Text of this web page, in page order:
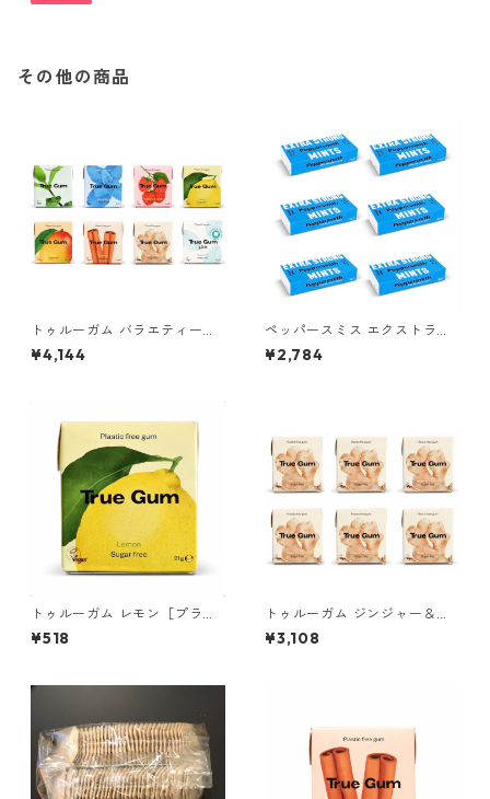
その他の商品
トゥルーガム バラエティーパ
ック 8種類, 各1個（計8個）(21
g×8個)
¥4,144
ペッパースミス エクストラス
トロング ユーカリプタス キシ
リトールミント (6個パック）
¥2,784
トゥルーガム レモン［プラス
チックフリー＆プラントベー
ス チューインガム］ 1個
¥518
トゥルーガム ジンジャー＆タ
ーメリック［プラスチックフ
リー＆プラントベース チュー
¥3,108